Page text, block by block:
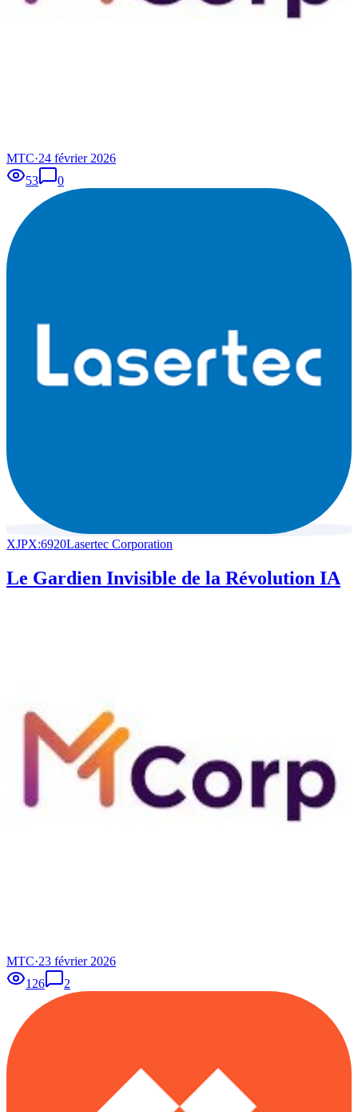
MTC·24 février 2026
53
0
XJPX:6920Lasertec Corporation
Le Gardien Invisible de la Révolution IA
MTC·23 février 2026
126
2